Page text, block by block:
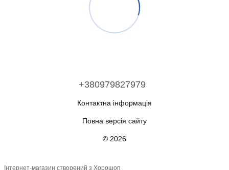
+380979827979
Контактна інформація
Повна версія сайту
© 2026
Інтернет-магазин створений з Хорошоп